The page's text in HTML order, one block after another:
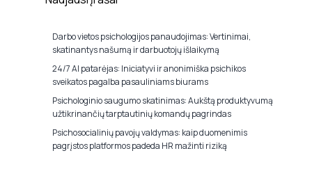
Darbo vietos psichologijos panaudojimas: Vertinimai,
skatinantys našumą ir darbuotojų išlaikymą
24/7 AI patarėjas: Iniciatyvi ir anonimiška psichikos
sveikatos pagalba pasauliniams biurams
Psichologinio saugumo skatinimas: Aukštą produktyvumą
užtikrinančių tarptautinių komandų pagrindas
Psichosocialinių pavojų valdymas: kaip duomenimis
pagrįstos platformos padeda HR mažinti riziką